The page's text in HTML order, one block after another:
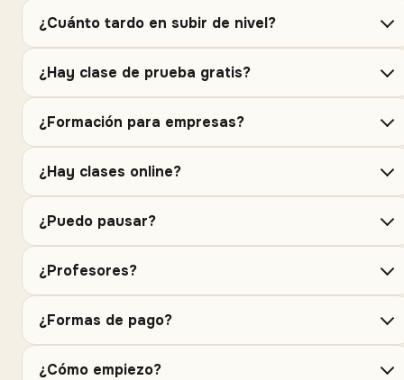
¿Cuánto tardo en subir de nivel?
¿Hay clase de prueba gratis?
¿Formación para empresas?
¿Hay clases online?
¿Puedo pausar?
¿Profesores?
¿Formas de pago?
¿Cómo empiezo?